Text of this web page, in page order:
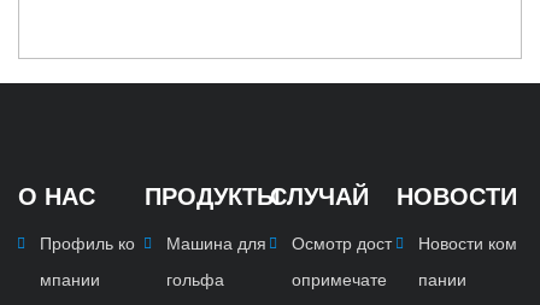
О НАС
Профиль ко
мпании
ПРОДУКТЫ
Машина для
гольфа
СЛУЧАЙ
Осмотр дост
опримечате
НОВОСТИ
Новости ком
пании